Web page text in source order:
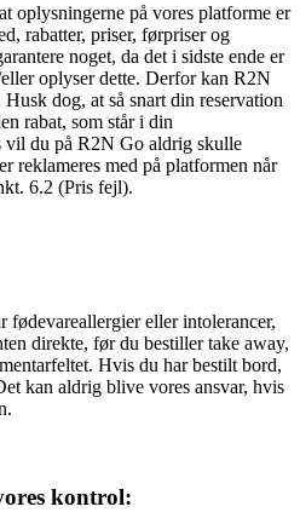
oplysningerne på vores platforme er
rabatter, priser, førpriser og
noget, da det i sidste ende er
oplyser dette. Derfor kan R2N
dog, at så snart din reservation
rabat, som står i din
du på R2N Go aldrig skulle
reklameres med på platformen når
6.2 (Pris fejl).
fødevareallergier eller intolerancer,
direkte, før du bestiller take away,
Hvis du har bestilt bord,
kan aldrig blive vores ansvar, hvis
kontrol: